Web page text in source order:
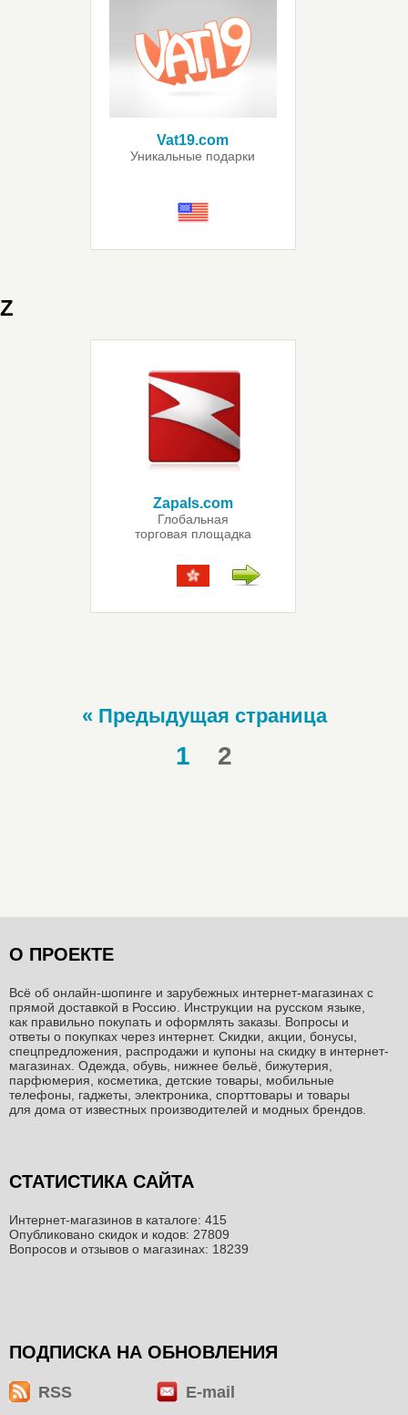
Vat19.com
Уникальные подарки
Z
Zapals.com
Глобальная
торговая площадка
« Предыдущая страница
1 2
О ПРОЕКТЕ
Всё об онлайн-шопинге и зарубежных интернет-магазинах c
прямой доставкой в Россию. Инструкции на русском языке,
как правильно покупать и оформлять заказы. Вопросы и
ответы о покупках через интернет. Скидки, акции, бонусы,
спецпредложения, распродажи и купоны на скидку в интернет-
магазинах. Одежда, обувь, нижнее бельё, бижутерия,
парфюмерия, косметика, детские товары, мобильные
телефоны, гаджеты, электроника, спорттовары и товары
для дома от известных производителей и модных брендов.
СТАТИСТИКА САЙТА
Интернет-магазинов в каталоге: 415
Опубликовано скидок и кодов: 27809
Вопросов и отзывов о магазинах: 18239
ПОДПИСКА НА ОБНОВЛЕНИЯ
RSS E-mail